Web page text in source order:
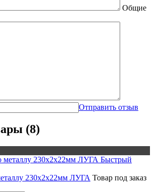
Общие
Отправить отзыв
(8)
Быстрый
230х2х22мм ЛУГА Товар под заказ